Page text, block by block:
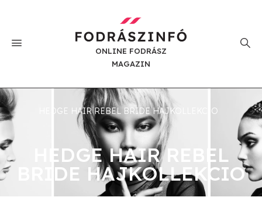
ONLINE FODRÁSZ
MAGAZIN
HEDGE HAIR REBEL BRIDE HAJKOLLEKCIO
HEDGE HAIR REBEL
BRIDE HAJKOLLEKCIO